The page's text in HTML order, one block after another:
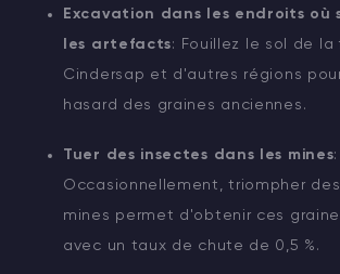
Excavation dans les endroits où
les artefacts: Fouillez le sol de la
Cindersap et d'autres régions
hasard des graines anciennes.
Tuer des insectes dans les mines:
Occasionnellement, triompher
mines permet d'obtenir ces
avec un taux de chute de 0,5 %.